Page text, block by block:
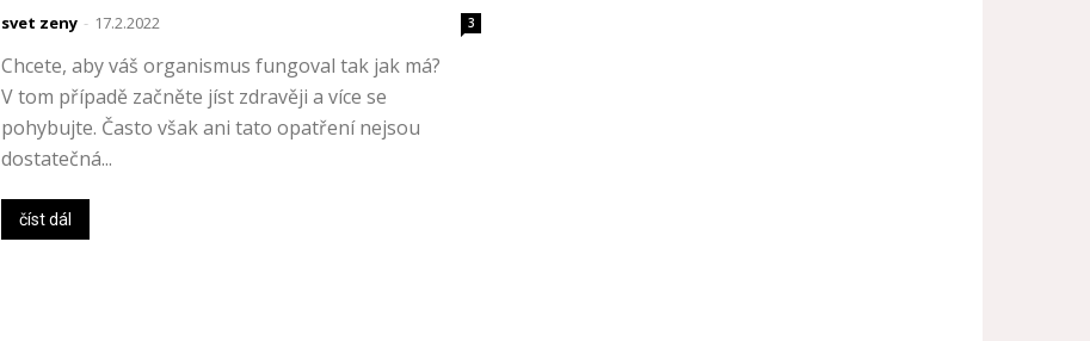
svet zeny - 17.2.2022 3
Chcete, aby váš organismus fungoval tak jak má?
V tom případě začněte jíst zdravěji a více se
pohybujte. Často však ani tato opatření nejsou
dostatečná...
číst dál